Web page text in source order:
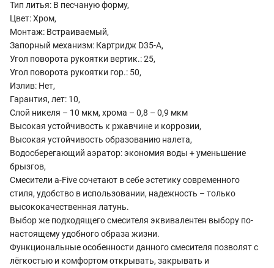
Тип литья: В песчаную форму,
Цвет: Хром,
Монтаж: Встраиваемый,
Запорный механизм: Картридж D35-A,
Угол поворота рукоятки вертик.: 25,
Угол поворота рукоятки гор.: 50,
Излив: Нет,
Гарантия, лет: 10,
Слой никеля – 10 мкм, хрома – 0,8 – 0,9 мкм
Высокая устойчивость к ржавчине и коррозии,
Высокая устойчивость образованию налета,
Водосберегающий аэратор: экономия воды + уменьшение
брызгов,
Смесители a-Five сочетают в себе эстетику современного
стиля, удобство в использовании, надежность – только
высококачественная латунь.
Выбор же подходящего смесителя эквивалентен выбору по-
настоящему удобного образа жизни.
Функциональные особенности данного смесителя позволят с
лёгкостью и комфортом открывать, закрывать и